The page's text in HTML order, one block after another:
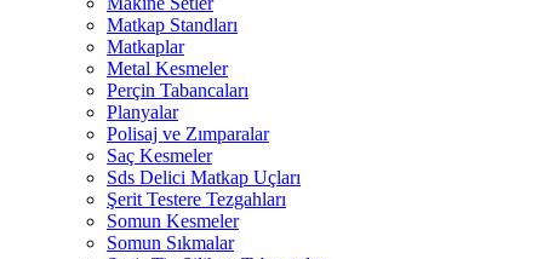
Matkap Standları
Matkaplar
Metal Kesmeler
Perçin Tabancaları
Planyalar
Polisaj ve Zımparalar
Saç Kesmeler
Sds Delici Matkap Uçları
Şerit Testere Tezgahları
Somun Kesmeler
Somun Sıkmalar